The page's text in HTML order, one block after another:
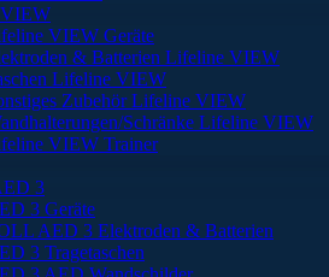
VIEW Geräte
& Batterien Lifeline VIEW
Lifeline VIEW
Zubehör Lifeline VIEW
Schränke Lifeline VIEW
VIEW Trainer
3
3 Geräte
AED 3 Elektroden & Batterien
3 Tragetaschen